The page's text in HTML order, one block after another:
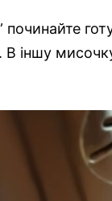
іншу